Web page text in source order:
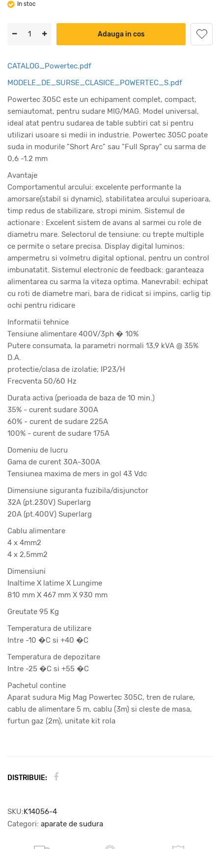
In stoc
Adauga in cos
CATALOG_Powertec.pdf
MODELE_DE_SURSE_CLASICE_POWERTEC_S.pdf
Powertec 305C este un echipament complet, compact,
semiautomat, pentru sudare MIG/MAG. Model universal,
ideal atat pentru sudarea de table subtiri cat si pentru
utilizari usoare si medii in industrie. Powertec 305C poate
suda in modurile "Short Arc" sau "Full Spray" cu sarma de
0,6 -1.2 mm
Avantaje
Comportamentul arcului: excelente performante la
amorsare(stabil si dynamic), stabilitatea arcului superioara,
timp redus de stabilizare, stropi minim. Sistemul de
actionare : Excelent sistem de avans al sarmei cu role de
diametru mare. Selectorul de tensiune: cu trepte multiple
ce permite o setare precisa. Display digital luminos:
ampermetru si volmetru digital optional, pentru un control
imbunatatit. Sistemul electronic de feedback: garanteaza
alimentarea cu sarma la viteza optima. Manevrabil: echipat
cu roti de diametre mari, bara de ridicat si impins, carlig tip
ochi pentru ridicare
Informatii tehnice
Tensiune alimentare 400V/3ph � 10%
Putere consumata, la parametri normali 13,9 kVA @ 35%
D.A.
protectie/clasa de izolatie; IP23/H
Frecventa 50/60 Hz
Durata activa (perioada de baza de 10 min.)
35% - curent sudare 300A
60% - curent de sudare 225A
100% - curent de sudare 175A
Domeniu de lucru
Gama de curent 30A-300A
Tensiunea maxima de mers in gol 43 Vdc
Dimensiune siguranta fuzibila/disjunctor
32A (pt.230V) Superlarg
20A (pt.400V) Superlarg
Cablu alimentare
4 x 4mm2
4 x 2,5mm2
Dimensiuni
Inaltime X latime X Lungime
810 mm X 467 mm X 930 mm
Greutate 95 Kg
Temperatura de utilizare
Intre -10 �C si +40 �C
Temperatura de depozitare
Intre -25 �C si +55 �C
Pachetul contine
Aparat sudura Mig Mag Powertec 305C, tren de rulare,
cablu de alimentare 5 m, cablu (3m) si cleste de masa,
furtun gaz (2m), unitate kit rola
DISTRIBUIE:
SKU:K14056-4
Categori: aparate de sudura